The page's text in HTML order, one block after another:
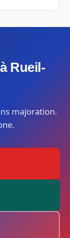
Rueil-
majoration.